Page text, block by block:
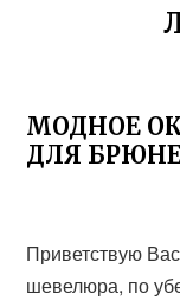
МОДНОЕ
ДЛЯ
Приветствую
шевелюра, по